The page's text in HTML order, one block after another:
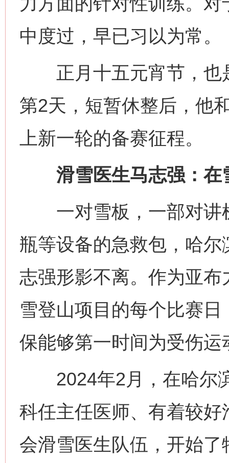
中度过，早已习以为常。
正月十五元宵节，也
第2天，短暂休整后，他
上新一轮的备赛征程。
滑雪医生马志强：在
一对雪板，一部对讲
瓶等设备的急救包，哈
志强形影不离。作为亚
雪登山项目的每个比赛
保能够第一时间为受伤
2024年2月，在哈尔
科任主任医师、有着较
会滑雪医生队伍，开始了